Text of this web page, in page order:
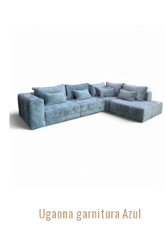
Ugaona garnitura Azul